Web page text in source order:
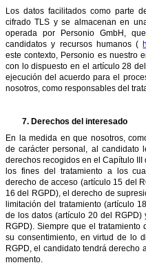
Los datos facilitados como parte
cifrado TLS y se almacenan en
operada por Personio GmbH,
candidatos y recursos humanos (
este contexto, Personio es nuestro
con lo dispuesto en el artículo 28
ejecución del acuerdo para el
nosotros, como responsables del
7. Derechos del interesado
En la medida en que nosotros,
de carácter personal, al candidato
derechos recogidos en el Capítulo
los fines del tratamiento a los
derecho de acceso (artículo 15 del
16 del RGPD), el derecho de
limitación del tratamiento (artículo
de los datos (artículo 20 del
RGPD). Siempre que el
su consentimiento, en virtud de lo
RGPD, el candidato tendrá derecho
momento.